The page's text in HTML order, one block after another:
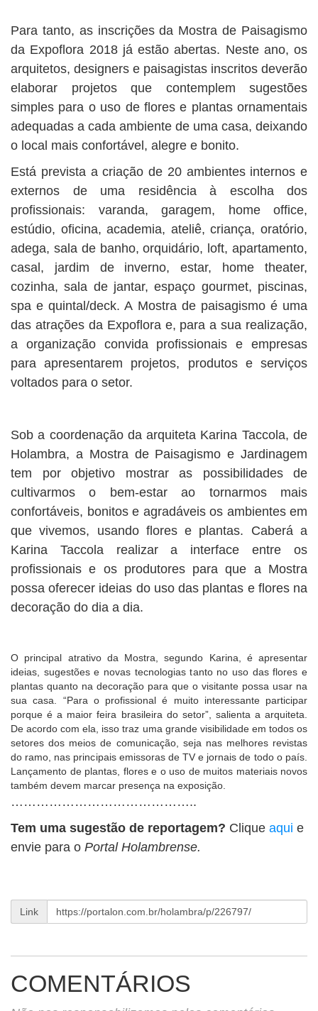
Para tanto, as inscrições da Mostra de Paisagismo
da Expoflora 2018 já estão abertas. Neste ano, os
arquitetos, designers e paisagistas inscritos deverão
elaborar projetos que contemplem sugestões
simples para o uso de flores e plantas ornamentais
adequadas a cada ambiente de uma casa, deixando
o local mais confortável, alegre e bonito.
Está prevista a criação de 20 ambientes internos e
externos de uma residência à escolha dos
profissionais: varanda, garagem, home office,
estúdio, oficina, academia, ateliê, criança, oratório,
adega, sala de banho, orquidário, loft, apartamento,
casal, jardim de inverno, estar, home theater,
cozinha, sala de jantar, espaço gourmet, piscinas,
spa e quintal/deck. A Mostra de paisagismo é uma
das atrações da Expoflora e, para a sua realização,
a organização convida profissionais e empresas
para apresentarem projetos, produtos e serviços
voltados para o setor.
Sob a coordenação da arquiteta Karina Taccola, de
Holambra, a Mostra de Paisagismo e Jardinagem
tem por objetivo mostrar as possibilidades de
cultivarmos o bem-estar ao tornarmos mais
confortáveis, bonitos e agradáveis os ambientes em
que vivemos, usando flores e plantas. Caberá a
Karina Taccola realizar a interface entre os
profissionais e os produtores para que a Mostra
possa oferecer ideias do uso das plantas e flores na
decoração do dia a dia.
O principal atrativo da Mostra, segundo Karina, é apresentar
ideias, sugestões e novas tecnologias tanto no uso das flores e
plantas quanto na decoração para que o visitante possa usar na
sua casa. “Para o profissional é muito interessante participar
porque é a maior feira brasileira do setor”, salienta a arquiteta.
De acordo com ela, isso traz uma grande visibilidade em todos os
setores dos meios de comunicação, seja nas melhores revistas
do ramo, nas principais emissoras de TV e jornais de todo o país.
Lançamento de plantas, flores e o uso de muitos materiais novos
também devem marcar presença na exposição.
……………………………………..
Tem uma sugestão de reportagem? Clique aqui e
envie para o Portal Holambrense.
Link
COMENTÁRIOS